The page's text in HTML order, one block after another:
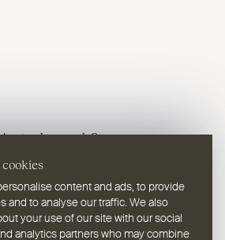
content and ads, to provide
and to analyse our traffic. We also
your use of our site with our social
analytics partners who may combine
Avete domande?